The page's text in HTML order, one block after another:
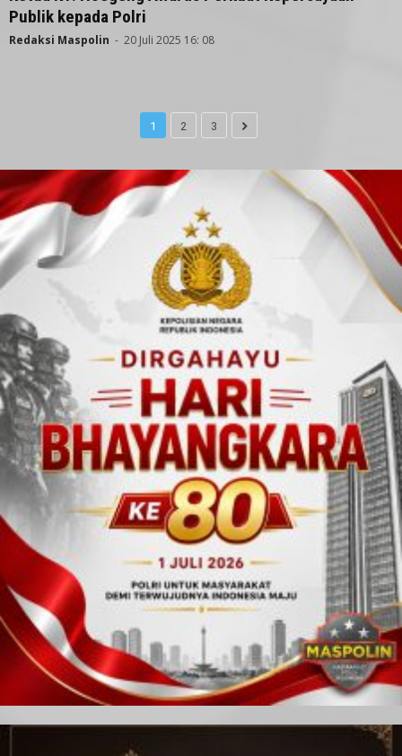
Publik kepada Polri
Redaksi Maspolin - 20 Juli 2025 16: 08
1 2 3